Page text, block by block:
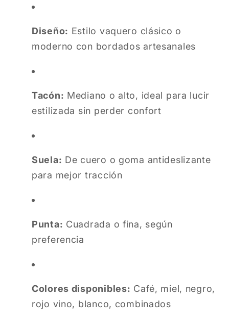
Diseño: Estilo vaquero clásico o
moderno con bordados artesanales
Tacón: Mediano o alto, ideal para lucir
estilizada sin perder confort
Suela: De cuero o goma antideslizante
para mejor tracción
Punta: Cuadrada o fina, según
preferencia
Colores disponibles: Café, miel, negro,
rojo vino, blanco, combinados